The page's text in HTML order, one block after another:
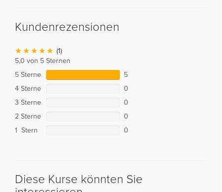
Kundenrezensionen
(1)
5,0 von 5 Sternen
5 Sterne
5
4 Sterne
0
3 Sterne
0
2 Sterne
0
1 Stern
0
Diese Kurse könnten Sie